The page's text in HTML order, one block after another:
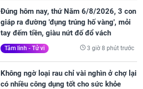
Đúng hôm nay, thứ Năm 6/8/2026, 3 con
giáp ra đường 'đụng trúng hố vàng', mỏi
tay đếm tiền, giàu nứt đố đổ vách
Tâm linh - Tử vi 3 giờ 8 phút trước
Không ngờ loại rau chỉ vài nghìn ở chợ lại
có nhiều công dụng tốt cho sức khỏe